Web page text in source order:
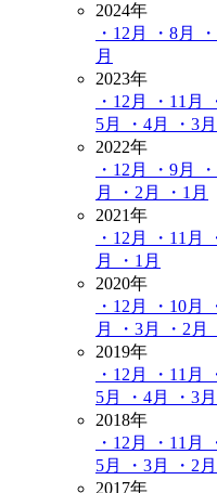
2024年
・12月
・8月
月
2023年
・12月
・11月
5月
・4月 ・3月
2022年
・12月
・9月
月
・2月
・1月
2021年
・12月
・11月
月
・1月
2020年
・12月
・10月
月
・3月 ・2月
2019年
・12月
・11月
5月
・4月 ・3月
2018年
・12月
・11月
5月
・3月 ・2月
2017年